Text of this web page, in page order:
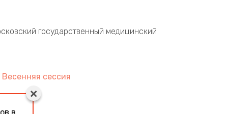
государственный медицинский
сессия